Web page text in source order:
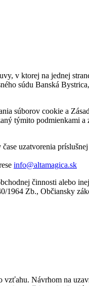
v ktorej na jednej
súdu Banská
súborov cookie a
týmito podmienkami
uzatvorenia
info@altamagica.sk
činnosti alebo
1964 Zb., Občiansky
Návrhom na